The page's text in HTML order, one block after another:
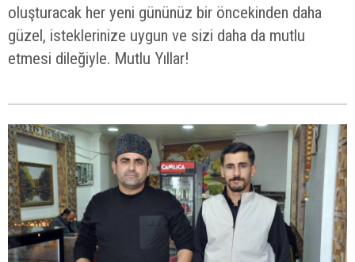
oluşturacak her yeni gününüz bir öncekinden daha
güzel, isteklerinize uygun ve sizi daha da mutlu
etmesi dileğiyle. Mutlu Yıllar!